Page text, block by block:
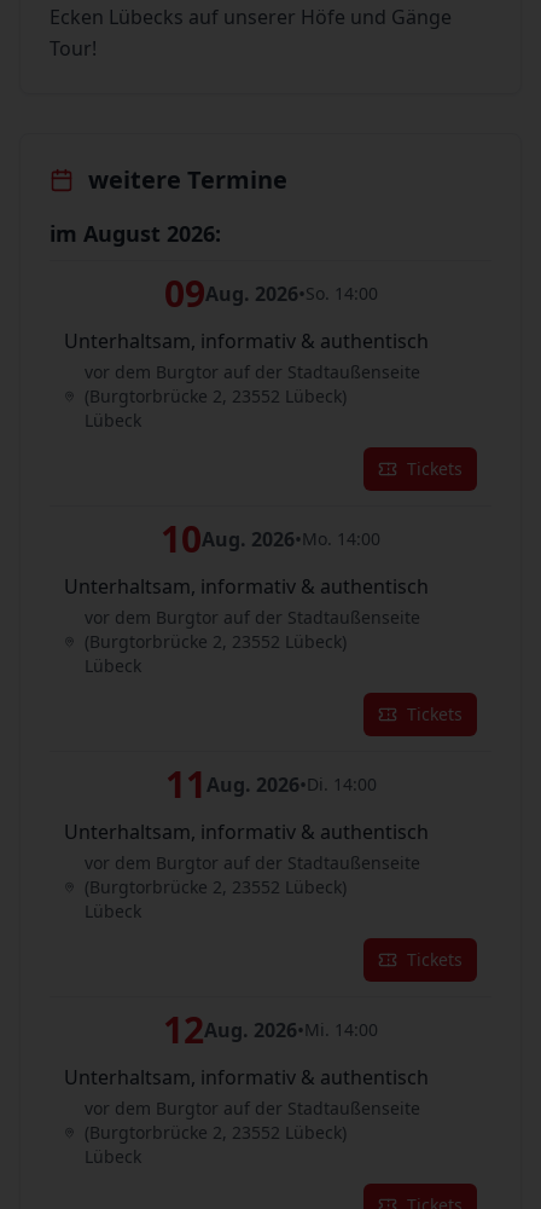
Ecken Lübecks auf unserer Höfe und Gänge
Tour!
weitere Termine
im August 2026:
09Aug. 2026•So. 14:00
Unterhaltsam, informativ & authentisch
vor dem Burgtor auf der Stadtaußenseite
(Burgtorbrücke 2, 23552 Lübeck)
Lübeck
Tickets
10Aug. 2026•Mo. 14:00
Unterhaltsam, informativ & authentisch
vor dem Burgtor auf der Stadtaußenseite
(Burgtorbrücke 2, 23552 Lübeck)
Lübeck
Tickets
11 Aug. 2026•Di. 14:00
Unterhaltsam, informativ & authentisch
vor dem Burgtor auf der Stadtaußenseite
(Burgtorbrücke 2, 23552 Lübeck)
Lübeck
Tickets
12Aug. 2026•Mi. 14:00
Unterhaltsam, informativ & authentisch
vor dem Burgtor auf der Stadtaußenseite
(Burgtorbrücke 2, 23552 Lübeck)
Lübeck